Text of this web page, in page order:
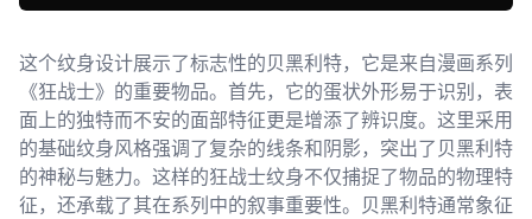
这个纹身设计展示了标志性的贝黑利特，它是来自漫画系列
《狂战士》的重要物品。首先，它的蛋状外形易于识别，表
面上的独特而不安的面部特征更是增添了辨识度。这里采用
的基础纹身风格强调了复杂的线条和阴影，突出了贝黑利特
的神秘与魅力。这样的狂战士纹身不仅捕捉了物品的物理特
征，还承载了其在系列中的叙事重要性。贝黑利特通常象征